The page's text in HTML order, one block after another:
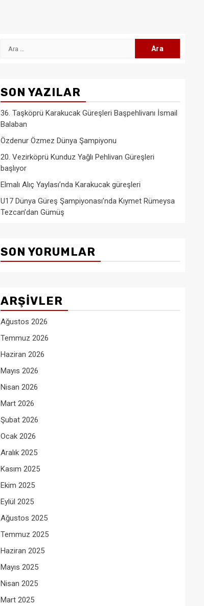
Arama:
SON YAZILAR
36. Taşköprü Karakucak Güreşleri Başpehlivanı İsmail
Balaban
Özdenur Özmez Dünya Şampiyonu
20. Vezirköprü Kunduz Yağlı Pehlivan Güreşleri
başlıyor
Elmalı Alıç Yaylası’nda Karakucak güreşleri
U17 Dünya Güreş Şampiyonası’nda Kıymet Rümeysa
Tezcan’dan Gümüş
SON YORUMLAR
ARŞIVLER
Ağustos 2026
Temmuz 2026
Haziran 2026
Mayıs 2026
Nisan 2026
Mart 2026
Şubat 2026
Ocak 2026
Aralık 2025
Kasım 2025
Ekim 2025
Eylül 2025
Ağustos 2025
Temmuz 2025
Haziran 2025
Mayıs 2025
Nisan 2025
Mart 2025